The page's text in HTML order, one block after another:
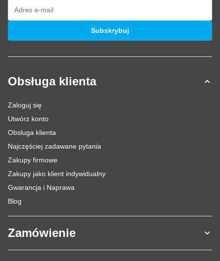
Adres e-mail
Subskrybuj
Obsługa klienta
Zaloguj się
Utwórz konto
Obsluga klienta
Najczęściej zadawane pytania
Zakupy firmowe
Zakupy jako klient indywidualny
Gwarancja i Naprawa
Blog
Zamówienie